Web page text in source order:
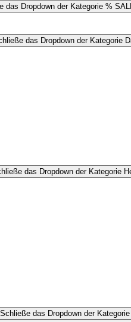
das Dropdown der Kategorie %
das Dropdown der Kategorie
das Dropdown der Kategorie
das Dropdown der